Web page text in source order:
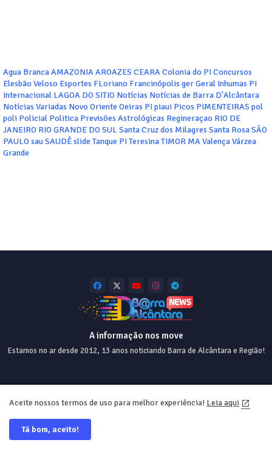
Agua BrancaAMAZONIAAROAZES CEARAColonia do PIConcursos
Elesbão Veloso Esportes FLoriano Francinópolis gerGeral Inhumas PI
Internacional LAGOA DO SITIO Notícias Notícias de Barra D'Alcântara
Notícias Variadas Novo Oriente Oeiras PIpiaui Picos PIMENTEIRAS pol
poli Policial Politica Previsões Astrológicas Regineraçao RIO DE
JANEIRO RIO GRANDE DO SUL Santa Cruz dos Milagres Santa RosaSÃO
PAULOsauSAUDÊslide Tanque PITeresinaTIMOR MAValençaVárzea
Grande
A informação nos move
Estamos no ar desde 2012, 13 anos noticiando Barra de Alcântara e Região!
Desde 2012 💯 Desing e Web ❤️ @equiperrs
Home About Contact us Privacy Policy
Aceite nossos termos de uso para melhor experiência! Leia aqui
Tá bom, aceito!